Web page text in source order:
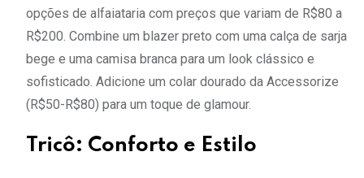
opções de alfaiataria com preços que variam de R$80 a
R$200. Combine um blazer preto com uma calça de sarja
bege e uma camisa branca para um look clássico e
sofisticado. Adicione um colar dourado da Accessorize
(R$50-R$80) para um toque de glamour.
Tricô: Conforto e Estilo